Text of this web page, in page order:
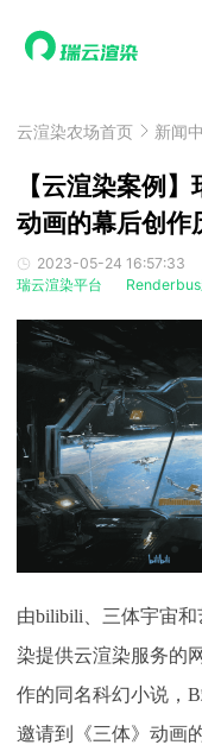
效果图渲染
云制作
云渲染管理系统
瑞兔百宝箱
效果图渲染
云制作
云渲染管理系统
瑞兔百宝箱
效果图渲染
云制作
云渲染管理系统
瑞兔百宝箱
效果图渲染
云制作
云渲染管理系统
瑞兔百宝箱
效果图渲染
云制作
云渲染管理系统
瑞兔百宝箱
效果图渲染
云制作
云渲染管理系统
瑞兔百宝箱
解决方案
3ds Max云渲染方
Blender 云渲染
Maya AI渲染方案
3ds Max云渲染方
Blender 云渲染
Maya AI渲染方案
3ds Max云渲染方
Blender 云渲染
Maya AI渲染方案
3ds Max云渲染方
Blender 云渲染
Maya AI渲染方案
3ds Max云渲染方
Blender 云渲染
Maya AI渲染方案
3ds Max云渲染方
Blender 云渲染
Maya AI渲染方案
价格
动画价格
云制作价格
动画价格
云制作价格
动画价格
云制作价格
动画价格
云制作价格
动画价格
云制作价格
动画价格
云制作价格
案例
资讯&赛事
新闻资讯
渲染百科
渲染大赛
泛CG交流会
新闻资讯
渲染百科
渲染大赛
泛CG交流会
新闻资讯
渲染百科
渲染大赛
泛CG交流会
新闻资讯
渲染百科
渲染大赛
泛CG交流会
新闻资讯
渲染百科
渲染大赛
泛CG交流会
新闻资讯
渲染百科
渲染大赛
泛CG交流会
特惠专区
云渲染优惠攻略
青云平台
教育优惠
云渲染优惠攻略
青云平台
教育优惠
云渲染优惠攻略
青云平台
教育优惠
云渲染优惠攻略
青云平台
教育优惠
云渲染优惠攻略
青云平台
教育优惠
云渲染优惠攻略
青云平台
教育优惠
关于我们
下载动画客户端
效果图客户端
动画客户端
效果图客户端
动画客户端
效果图客户端
动画客户端
效果图客户端
动画客户端
效果图客户端
动画客户端
效果图客户端
帮助/教程
云渲染农场首页 新闻
【云渲染案例
动画的幕后创作
2023-05-24 16:57:33
瑞云渲染平台
Renderbus
由bilibili、三体宇宙和
染提供云渲染服务的
作的同名科幻小说，
邀请到《三体》动画